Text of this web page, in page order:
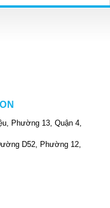
Phường 13, Quận 4,
D52, Phường 12,